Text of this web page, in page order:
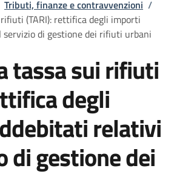
Tributi, finanze e contravvenzioni /
(TARI): rettifica degli importi
di gestione dei rifiuti urbani
tassa sui rifiuti
degli
relativi
di gestione dei